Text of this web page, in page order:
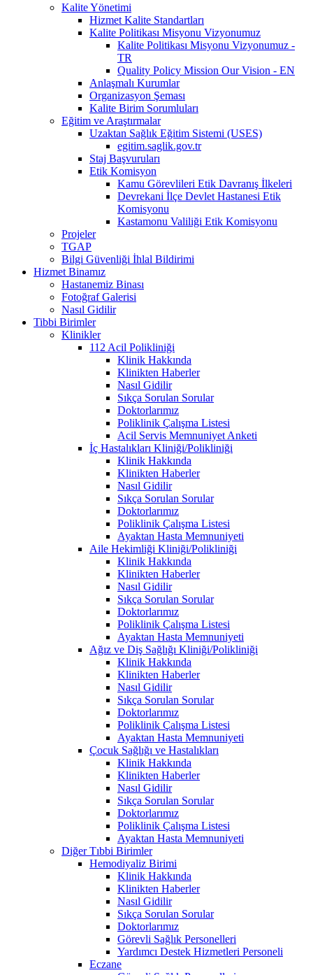
Kalite Yönetimi
Hizmet Kalite Standartları
Kalite Politikası Misyonu Vizyonumuz
Kalite Politikası Misyonu Vizyonumuz -
TR
Quality Policy Mission Our Vision - EN
Anlaşmalı Kurumlar
Organizasyon Şeması
Kalite Birim Sorumluları
Eğitim ve Araştırmalar
Uzaktan Sağlık Eğitim Sistemi (USES)
egitim.saglik.gov.tr
Staj Başvuruları
Etik Komisyon
Kamu Görevlileri Etik Davranış İlkeleri
Devrekani İlçe Devlet Hastanesi Etik
Komisyonu
Kastamonu Valiliği Etik Komisyonu
Projeler
TGAP
Bilgi Güvenliği İhlal Bildirimi
Hizmet Binamız
Hastanemiz Binası
Fotoğraf Galerisi
Nasıl Gidilir
Tibbi Birimler
Klinikler
112 Acil Polikliniği
Klinik Hakkında
Klinikten Haberler
Nasıl Gidilir
Sıkça Sorulan Sorular
Doktorlarımız
Poliklinik Çalışma Listesi
Acil Servis Memnuniyet Anketi
İç Hastalıkları Kliniği/Polikliniği
Klinik Hakkında
Klinikten Haberler
Nasıl Gidilir
Sıkça Sorulan Sorular
Doktorlarımız
Poliklinik Çalışma Listesi
Ayaktan Hasta Memnuniyeti
Aile Hekimliği Kliniği/Polikliniği
Klinik Hakkında
Klinikten Haberler
Nasıl Gidilir
Sıkça Sorulan Sorular
Doktorlarımız
Poliklinik Çalışma Listesi
Ayaktan Hasta Memnuniyeti
Ağız ve Diş Sağlığı Kliniği/Polikliniği
Klinik Hakkında
Klinikten Haberler
Nasıl Gidilir
Sıkça Sorulan Sorular
Doktorlarımız
Poliklinik Çalışma Listesi
Ayaktan Hasta Memnuniyeti
Çocuk Sağlığı ve Hastalıkları
Klinik Hakkında
Klinikten Haberler
Nasıl Gidilir
Sıkça Sorulan Sorular
Doktorlarımız
Poliklinik Çalışma Listesi
Ayaktan Hasta Memnuniyeti
Diğer Tıbbi Birimler
Hemodiyaliz Birimi
Klinik Hakkında
Klinikten Haberler
Nasıl Gidilir
Sıkça Sorulan Sorular
Doktorlarımız
Görevli Sağlık Personelleri
Yardımcı Destek Hizmetleri Personeli
Eczane